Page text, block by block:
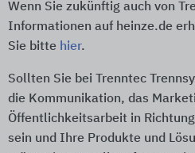
Wenn Sie zukünftig auch von
Informationen auf heinze.de
Sie bitte hier.
Sollten Sie bei Trenntec
die Kommunikation, das
Öffentlichkeitsarbeit in
sein und Ihre Produkte und